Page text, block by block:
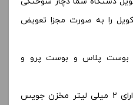
کویل را به صورت مجزا تعویض
بوست پلاس و بوست پرو و
کارتریج RBA ایجیس بوست دارای 2 میلی لیتر مخزن جویس